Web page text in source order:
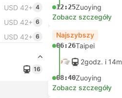
USD 42+ 4
USD 42+ 6
USD 42+ 6
16
12:25Zuoying
Zobacz szczegóły
Najszybszy
06:26Taipei
2godz. i 14m
08:40Zuoying
Zobacz szczegóły